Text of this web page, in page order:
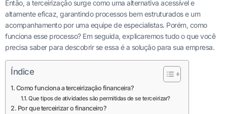
Então, a terceirização surge como uma alternativa acessível e
altamente eficaz, garantindo processos bem estruturados e um
acompanhamento por uma equipe de especialistas. Porém, como
funciona esse processo? Em seguida, explicaremos tudo o que você
precisa saber para descobrir se essa é a solução para sua empresa.
Índice
Como funciona a terceirização financeira?
Que tipos de atividades são permitidas de se terceirizar?
Por que terceirizar o financeiro?